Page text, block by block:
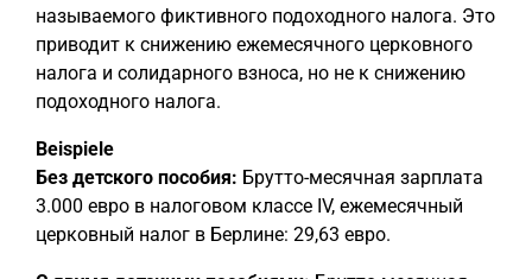
называемого фиктивного подоходного налога. Это
приводит к снижению ежемесячного церковного
налога и солидарного взноса, но не к снижению
подоходного налога.
Beispiele
Без детского пособия: Брутто-месячная зарплата
3.000 евро в налоговом классе IV, ежемесячный
церковный налог в Берлине: 29,63 евро.